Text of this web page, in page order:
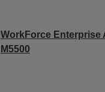
WorkForce Enterprise
M5500